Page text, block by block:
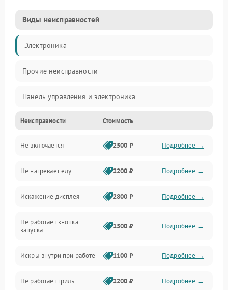
Виды неисправностей
Электроника
Прочие неисправности
Панель управления и электроника
Дверца и корпус
Механика и внутренние элементы
Механические повреждения
Питание и запуск
Нагрев и приготовление
Программное обеспечение
Неисправности Стоимость
Не включается 2500 ₽ Подробнее →
Не нагревает еду 2200 ₽ Подробнее →
Искажение дисплея 2800 ₽ Подробнее →
Не работает кнопка
запуска
1500 ₽ Подробнее →
Искры внутри при работе 1100 ₽ Подробнее →
Не работает гриль 2200 ₽ Подробнее →